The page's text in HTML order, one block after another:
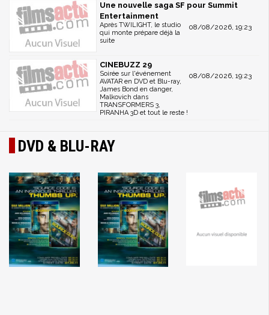
Une nouvelle saga SF pour Summit
Entertainment
08/08/2026, 19:23
Après TWILIGHT, le studio
qui monte prépare déjà la
suite
CINEBUZZ 29
08/08/2026, 19:23
Soirée sur l'événement
AVATAR en DVD et Blu-ray,
James Bond en danger,
Malkovich dans
TRANSFORMERS 3,
PIRANHA 3D et tout le reste !
DVD & BLU-RAY